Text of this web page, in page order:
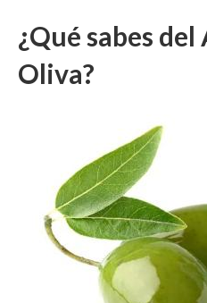
¿Qué sabes
Oliva?